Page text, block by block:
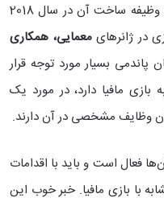
بوده که استودیوی اینراسلاث وظیفه ساخت آن در سال 2018
در ژانرهایمعمایی، همکاری
پاندمی بسیار مورد توجه قرار
مافیا دارد، در مورد یک
وظایف مشخصی در آن دارند.
فعال است و باید با اقدامات
با بازی مافیا. خبر خوب این